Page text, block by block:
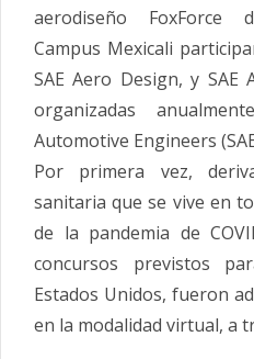
aerodiseño FoxForce
Campus Mexicali
SAE Aero Design, y SAE
organizadas
Automotive Engineers
Por primera vez,
sanitaria que se vive en
de la pandemia de
concursos previstos
Estados Unidos, fueron
en la modalidad virtual, a